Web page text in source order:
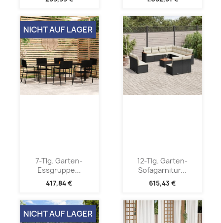
7-Tlg. Garten-
Essgruppe...
417,84 €
NICHT AUF LAGER
12-Tlg. Garten-
Sofagarnitur...
615,43 €
NICHT AUF LAGER